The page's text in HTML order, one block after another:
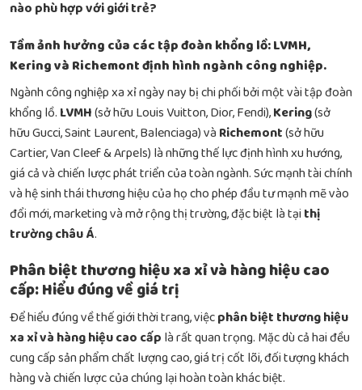
nào phù hợp với giới trẻ?
Tầm ảnh hưởng của các tập đoàn khổng lồ: LVMH,
Kering và Richemont định hình ngành công nghiệp.
Ngành công nghiệp xa xỉ ngày nay bị chi phối bởi một vài tập đoàn
khổng lồ. LVMH(sở hữu Louis Vuitton, Dior, Fendi),Kering(sở
hữu Gucci, Saint Laurent, Balenciaga) và Richemont(sở hữu
Cartier, Van Cleef & Arpels) là những thế lực định hình xu hướng,
giá cả và chiến lược phát triển của toàn ngành. Sức mạnh tài chính
và hệ sinh thái thương hiệu của họ cho phép đầu tư mạnh mẽ vào
đổi mới, marketing và mở rộng thị trường, đặc biệt là tại thị
trường châu Á.
Phân biệt thương hiệu xa xỉ và hàng hiệu cao
cấp: Hiểu đúng về giá trị
Để hiểu đúng về thế giới thời trang, việcphân biệt thương hiệu
xa xỉ và hàng hiệu cao cấp là rất quan trọng. Mặc dù cả hai đều
cung cấp sản phẩm chất lượng cao, giá trị cốt lõi, đối tượng khách
hàng và chiến lược của chúng lại hoàn toàn khác biệt.